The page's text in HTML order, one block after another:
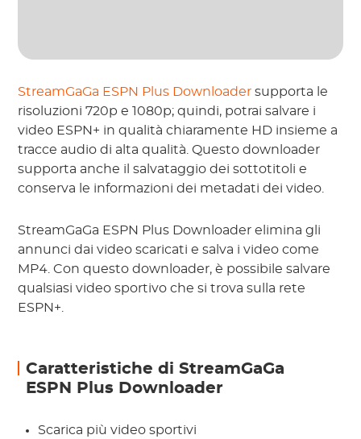
StreamGaGa ESPN Plus Downloader supporta le
risoluzioni 720p e 1080p; quindi, potrai salvare i
video ESPN+ in qualità chiaramente HD insieme a
tracce audio di alta qualità. Questo downloader
supporta anche il salvataggio dei sottotitoli e
conserva le informazioni dei metadati dei video.
StreamGaGa ESPN Plus Downloader elimina gli
annunci dai video scaricati e salva i video come
MP4. Con questo downloader, è possibile salvare
qualsiasi video sportivo che si trova sulla rete
ESPN+.
Caratteristiche di StreamGaGa
ESPN Plus Downloader
Scarica più video sportivi